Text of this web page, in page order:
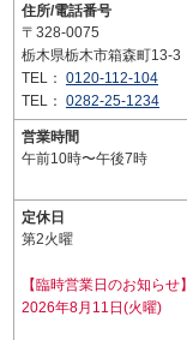
住所/電話番号
〒328-0075
栃木県栃木市箱森町13-3
TEL： 0120-112-104
TEL： 0282-25-1234
営業時間
午前10時〜午後7時
定休日
第2火曜
【臨時営業日のお知らせ】
2026年8月11日(火曜)